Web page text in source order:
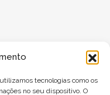
tecnologias como os
no seu dispositivo. O